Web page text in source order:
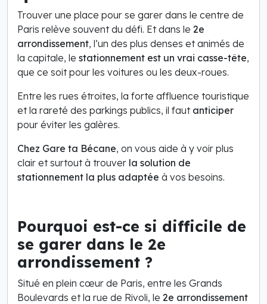
Trouver une place pour se garer dans le centre de
Paris relève souvent du défi. Et dans le 2e
arrondissement, l’un des plus denses et animés de
la capitale, le stationnement est un vrai casse-tête,
que ce soit pour les voitures ou les deux-roues.
Entre les rues étroites, la forte affluence touristique
et la rareté des parkings publics, il faut anticiper
pour éviter les galères.
Chez Gare ta Bécane, on vous aide à y voir plus
clair et surtout à trouver la solution de
stationnement la plus adaptée à vos besoins.
Pourquoi est-ce si difficile de
se garer dans le 2e
arrondissement ?
Situé en plein cœur de Paris, entre les Grands
Boulevards et la rue de Rivoli, le 2e arrondissement